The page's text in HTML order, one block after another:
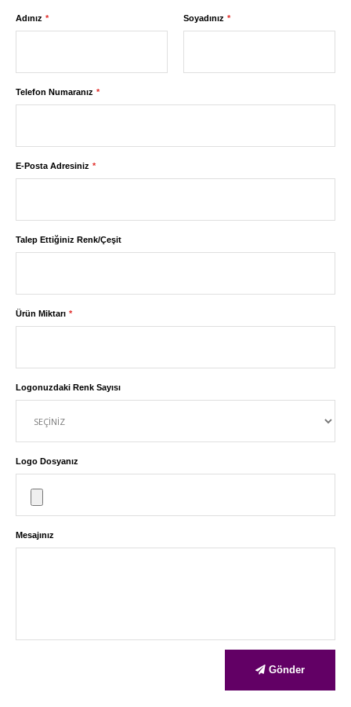
Adınız Soyadınız
Telefon Numaranız
E-Posta Adresiniz
Talep Ettiğiniz Renk/Çeşit
Ürün Miktarı
Logonuzdaki Renk Sayısı
Logo Dosyanız
Mesajınız
Gönder